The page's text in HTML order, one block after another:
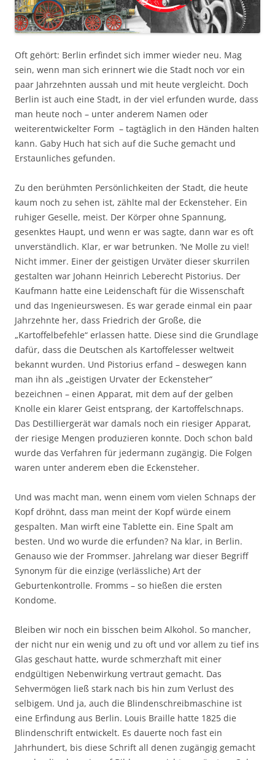
Oft gehört: Berlin erfindet sich immer wieder neu. Mag
sein, wenn man sich erinnert wie die Stadt noch vor ein
paar Jahrzehnten aussah und mit heute vergleicht. Doch
Berlin ist auch eine Stadt, in der viel erfunden wurde, dass
man heute noch – unter anderem Namen oder
weiterentwickelter Form – tagtäglich in den Händen halten
kann. Gaby Huch hat sich auf die Suche gemacht und
Erstaunliches gefunden.
Zu den berühmten Persönlichkeiten der Stadt, die heute
kaum noch zu sehen ist, zählte mal der Eckensteher. Ein
ruhiger Geselle, meist. Der Körper ohne Spannung,
gesenktes Haupt, und wenn er was sagte, dann war es oft
unverständlich. Klar, er war betrunken. ‘Ne Molle zu viel!
Nicht immer. Einer der geistigen Urväter dieser skurrilen
gestalten war Johann Heinrich Leberecht Pistorius. Der
Kaufmann hatte eine Leidenschaft für die Wissenschaft
und das Ingenieurswesen. Es war gerade einmal ein paar
Jahrzehnte her, dass Friedrich der Große, die
„Kartoffelbefehle“ erlassen hatte. Diese sind die Grundlage
dafür, dass die Deutschen als Kartoffelesser weltweit
bekannt wurden. Und Pistorius erfand – deswegen kann
man ihn als „geistigen Urvater der Eckensteher“
bezeichnen – einen Apparat, mit dem auf der gelben
Knolle ein klarer Geist entsprang, der Kartoffelschnaps.
Das Destilliergerät war damals noch ein riesiger Apparat,
der riesige Mengen produzieren konnte. Doch schon bald
wurde das Verfahren für jedermann zugängig. Die Folgen
waren unter anderem eben die Eckensteher.
Und was macht man, wenn einem vom vielen Schnaps der
Kopf dröhnt, dass man meint der Kopf würde einem
gespalten. Man wirft eine Tablette ein. Eine Spalt am
besten. Und wo wurde die erfunden? Na klar, in Berlin.
Genauso wie der Frommser. Jahrelang war dieser Begriff
Synonym für die einzige (verlässliche) Art der
Geburtenkontrolle. Fromms – so hießen die ersten
Kondome.
Bleiben wir noch ein bisschen beim Alkohol. So mancher,
der nicht nur ein wenig und zu oft und vor allem zu tief ins
Glas geschaut hatte, wurde schmerzhaft mit einer
endgültigen Nebenwirkung vertraut gemacht. Das
Sehvermögen ließ stark nach bis hin zum Verlust des
selbigem. Und ja, auch die Blindenschreibmaschine ist
eine Erfindung aus Berlin. Louis Braille hatte 1825 die
Blindenschrift entwickelt. Es dauerte noch fast ein
Jahrhundert, bis diese Schrift all denen zugängig gemacht